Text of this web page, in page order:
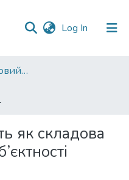
Log In (current)
04. Економіко-правовий факультет
як складова